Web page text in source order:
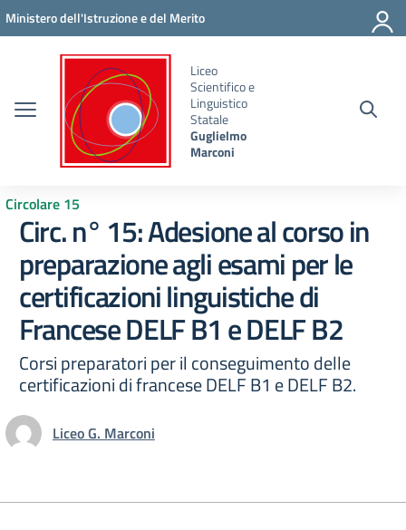
Vai ai contenuti
Vai al menu di navigazione
Vai al footer
Ministero dell'Istruzione e del Merito
Liceo
Scientifico e
Linguistico
Statale
Guglielmo
Marconi
Circolare 15
Circ. n° 15: Adesione al corso in
preparazione agli esami per le
certificazioni linguistiche di
Francese DELF B1 e DELF B2
Corsi preparatori per il conseguimento delle
certificazioni di francese DELF B1 e DELF B2.
Liceo G. Marconi